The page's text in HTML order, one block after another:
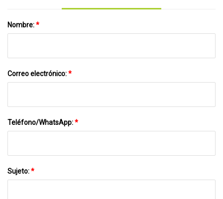
Nombre:*
Correo electrónico:*
Teléfono/WhatsApp:*
Sujeto:*